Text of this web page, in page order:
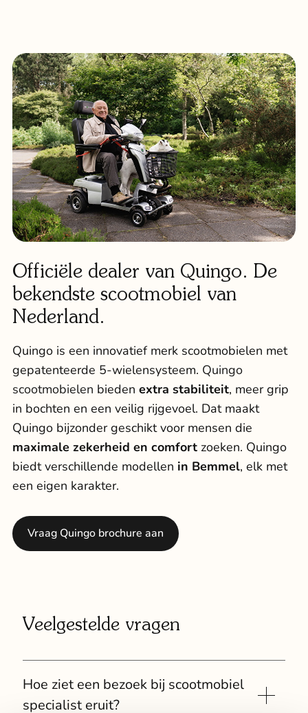
Officiële dealer van Quingo. De
bekendste scootmobiel van
Nederland.
Quingo is een innovatief merk scootmobielen met
gepatenteerde 5-wielensysteem. Quingo
scootmobielen bieden extra stabiliteit, meer grip
in bochten en een veilig rijgevoel. Dat maakt
Quingo bijzonder geschikt voor mensen die
maximale zekerheid en comfort zoeken. Quingo
biedt verschillende modellen in Bemmel, elk met
een eigen karakter.
Vraag Quingo brochure aan
Veelgestelde vragen
Hoe ziet een bezoek bij scootmobiel
specialist eruit?